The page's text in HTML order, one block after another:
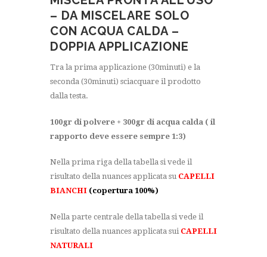
– DA MISCELARE SOLO
CON ACQUA CALDA –
DOPPIA APPLICAZIONE
Tra la prima applicazione (30minuti) e la
seconda (30minuti) sciacquare il prodotto
dalla testa.
100gr di polvere + 300gr di acqua calda ( il
rapporto deve essere sempre 1:3)
Nella prima riga della tabella si vede il
risultato della nuances applicata su CAPELLI
BIANCHI (copertura 100%)
Nella parte centrale della tabella si vede il
risultato della nuances applicata sui CAPELLI
NATURALI